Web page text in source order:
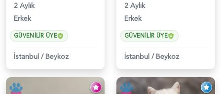
2 Aylık
Erkek
GÜVENILIR ÜYE
İstanbul /Beykoz
2 Aylık
Erkek
GÜVENILIR ÜYE
İstanbul /Beykoz